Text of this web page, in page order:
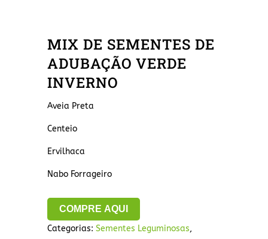
MIX DE SEMENTES DE
ADUBAÇÃO VERDE
INVERNO
Aveia Preta
Centeio
Ervilhaca
Nabo Forrageiro
COMPRE AQUI
Categorias: Sementes Leguminosas,